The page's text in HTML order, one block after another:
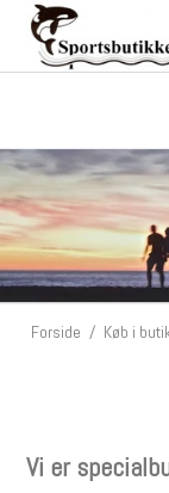
Forside / Køb i
Vi er